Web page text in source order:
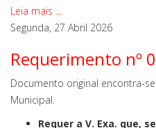
Leia mais ...
Segunda, 27 Abril 2026
Requerimento nº
Documento original encontra-
Municipal.
Requer a V. Exa. que,